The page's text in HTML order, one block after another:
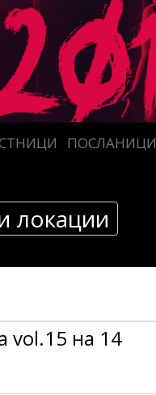
ПОСЛАНИЦИ
локации
vol.15 на 14